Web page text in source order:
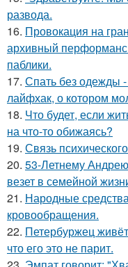
развода.
16. Провокация на
архивный
паблики.
17. Спать без одежды
лайфхак, о котором
18. Что будет, если
на что-то обижаясь?
19. Связь
20. 53-Летнему
везет в семейной
21. Народные
кровообращения.
22. Петербуржец
что его это не парит.